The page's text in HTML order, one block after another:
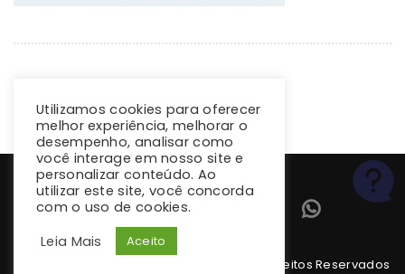
Copyright 2026 climba.com.br. Todos os Direitos Reservados
Utilizamos cookies para oferecer
melhor experiência, melhorar o
desempenho, analisar como
você interage em nosso site e
personalizar conteúdo. Ao
utilizar este site, você concorda
com o uso de cookies.
Leia Mais
Aceito